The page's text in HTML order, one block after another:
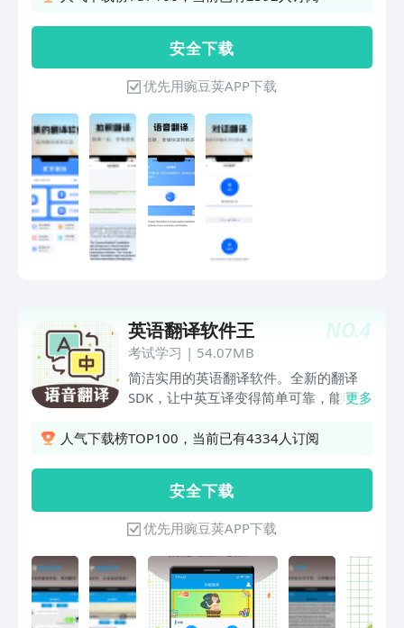
安 全 下 载
优先用豌豆荚APP下载
NO.4
英语翻译软件王
考试学习 | 54.07MB
简洁实用的英语翻译软件。全新的翻译
SDK，让中英互译变得简单可靠，能听会
发分享。功能强大，赶快下载试试吧1.支
英日泰等源语言语音输入。3.支付文档扫
描翻译，拍照翻译等硬实力功能。4.提供
快速0基础英语课堂服务。5.界面设计简
洁、流程，译文一键分享，复制。6.是您
出国或者学习的随身翻译君。7.无须登陆
绑定手机号，给权限即可快速打开，使用
过于简单。
更多
人气下载榜TOP100，当前已有4334人订阅
安 全 下 载
优先用豌豆荚APP下载